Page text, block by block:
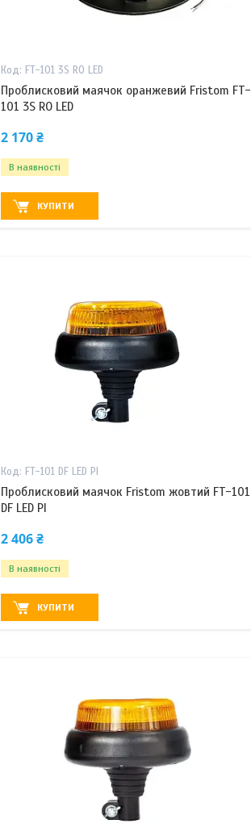
FT-101 3S RO LED
Проблисковий маячок оранжевий Fristom FT-
101 3S RO LED
2 170 ₴
В наявності
КУПИТИ
FT-101 DF LED PI
Проблисковий маячок Fristom жовтий FT-101
DF LED PI
2 406 ₴
В наявності
КУПИТИ